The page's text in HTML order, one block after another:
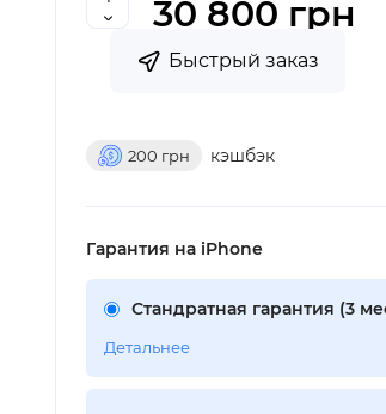
30 800 грн
Быстрый заказ
200 грн кэшбэк
Гарантия на iPhone
Стандратная гарантия (3
Детальнее